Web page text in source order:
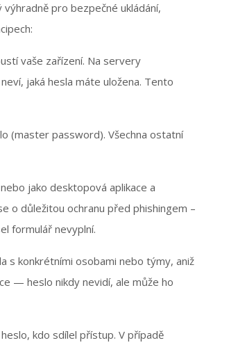
pro bezpečné ukládání,
vaše zařízení. Na servery
jaká hesla máte uložena. Tento
(master password). Všechna ostatní
jako desktopová aplikace a
o důležitou ochranu před phishingem –
formulář nevyplní.
s konkrétními osobami nebo týmy, aniž
— heslo nikdy nevidí, ale může ho
kdo sdílel přístup. V případě